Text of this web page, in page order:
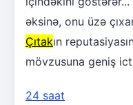
əksinə, onu üzə
Çıtakın
mövzusuna geniş
24 saat